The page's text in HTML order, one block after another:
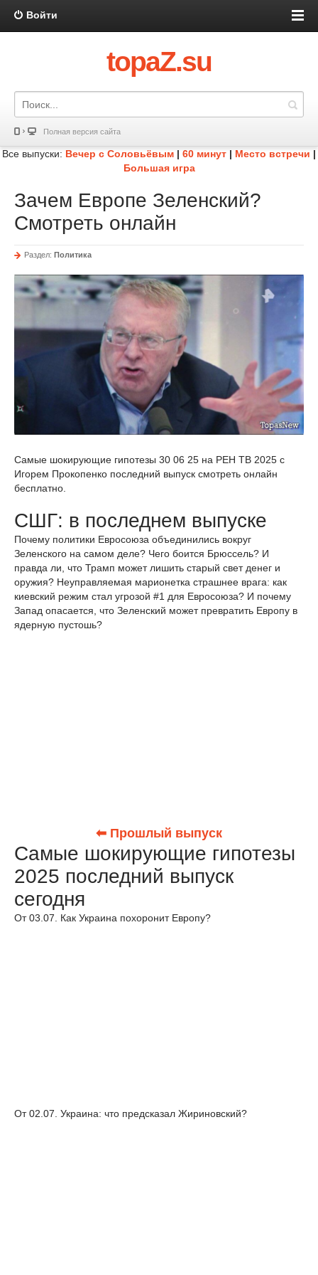
Войти
topaZ.su
Полная версия сайта
Все выпуски: Вечер с Соловьёвым | 60 минут | Место встречи |
Большая игра
Зачем Европе Зеленский?
Смотреть онлайн
Раздел: Политика
Самые шокирующие гипотезы 30 06 25 на РЕН ТВ 2025 с
Игорем Прокопенко последний выпуск смотреть онлайн
бесплатно.
СШГ: в последнем выпуске
Почему политики Евросоюза объединились вокруг
Зеленского на самом деле? Чего боится Брюссель? И
правда ли, что Трамп может лишить старый свет денег и
оружия? Неуправляемая марионетка страшнее врага: как
киевский режим стал угрозой #1 для Евросоюза? И почему
Запад опасается, что Зеленский может превратить Европу в
ядерную пустошь?
⬅ Прошлый выпуск
Самые шокирующие гипотезы
2025 последний выпуск
сегодня
От 03.07. Как Украина похоронит Европу?
От 02.07. Украина: что предсказал Жириновский?